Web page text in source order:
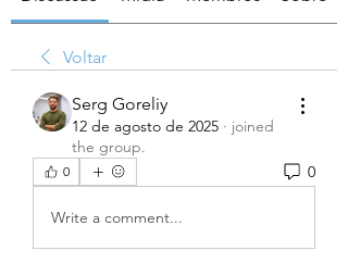
Voltar
Serg Goreliy
12 de agosto de 2025 · joined
the group.
0 0
Write a comment...